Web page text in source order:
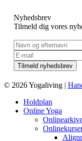
Nyhedsbrev
Tilmeld dig vores
© 2026 Yogaliving |
Holdplan
Online Yoga